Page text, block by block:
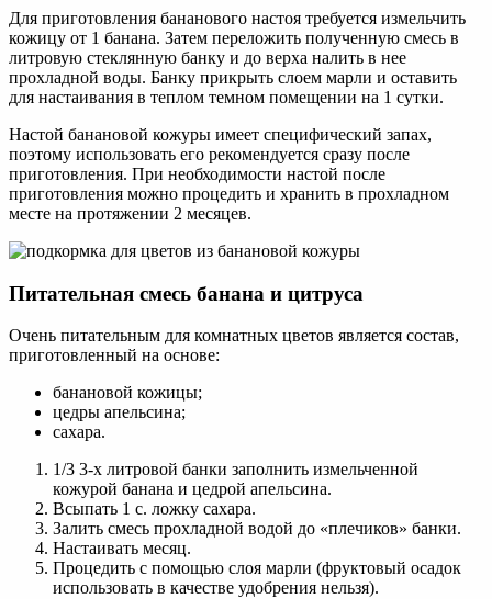
Для приготовления бананового настоя требуется измельчить
кожицу от 1 банана. Затем переложить полученную смесь в
литровую стеклянную банку и до верха налить в нее
прохладной воды. Банку прикрыть слоем марли и оставить
для настаивания в теплом темном помещении на 1 сутки.
Настой банановой кожуры имеет специфический запах,
поэтому использовать его рекомендуется сразу после
приготовления. При необходимости настой после
приготовления можно процедить и хранить в прохладном
месте на протяжении 2 месяцев.
Питательная смесь банана и цитруса
Очень питательным для комнатных цветов является состав,
приготовленный на основе:
банановой кожицы;
цедры апельсина;
сахара.
1/3 3-х литровой банки заполнить измельченной
кожурой банана и цедрой апельсина.
Всыпать 1 с. ложку сахара.
Залить смесь прохладной водой до «плечиков» банки.
Настаивать месяц.
Процедить с помощью слоя марли (фруктовый осадок
использовать в качестве удобрения нельзя).